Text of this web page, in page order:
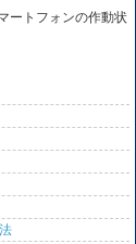
ートフォンの作動状